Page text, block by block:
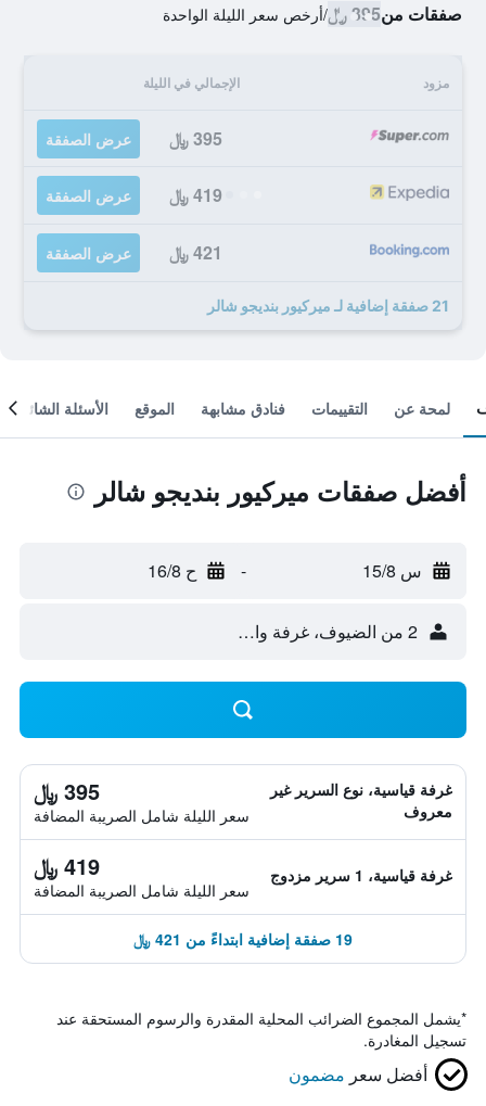
صفقات من395 ﷼ /أرخص سعر الليلة الواحدة
مزود الإجمالي في الليلة
395 ﷼ عرض الصفقة
419 ﷼ عرض الصفقة
421 ﷼ عرض الصفقة
21 صفقة إضافية لـ ميركيور بنديجو شالر
لمحة عن التقييمات فنادق مشابهة الموقع الأسئلة الشائعة
أفضل صفقات ميركيور بنديجو شالر
س 15/8 - ح 16/8
2 من الضيوف، غرفة واحدة
غرفة قياسية، نوع السرير غير
معروف
395 ﷼
سعر الليلة شامل الصريبة المضافة
غرفة قياسية، 1 سرير مزدوج 419 ﷼
سعر الليلة شامل الصريبة المضافة
19 صفقة إضافية ابتداءً من 421 ﷼
*يشمل المجموع الضرائب المحلية المقدرة والرسوم المستحقة عند
تسجيل المغادرة.
أفضل سعر مضمون